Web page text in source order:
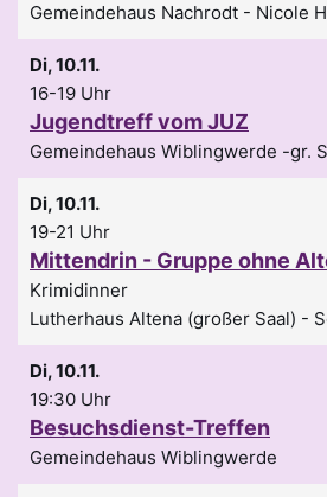
Gemeindehaus Nachrodt Nicole
Di, 10.11.
16-19 Uhr
Jugendtreff vom JUZ
Gemeindehaus Wiblingwerde -gr.
Di, 10.11.
19-21 Uhr
Mittendrin - Gruppe ohne
Krimidinner
Lutherhaus Altena (großer Saal)
Di, 10.11.
19:30 Uhr
Besuchsdienst-Treffen
Gemeindehaus Wiblingwerde